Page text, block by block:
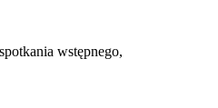
wstępnego,